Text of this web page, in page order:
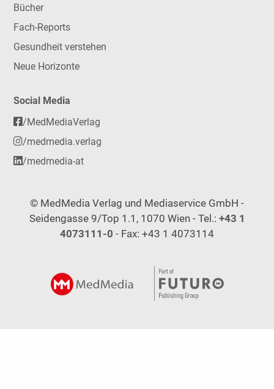
Bücher
Fach-Reports
Gesundheit verstehen
Neue Horizonte
Social Media
/MedMediaVerlag
/medmedia.verlag
/medmedia-at
© MedMedia Verlag und Mediaservice GmbH -
Seidengasse 9/Top 1.1, 1070 Wien - Tel.: +43 1
4073111-0 - Fax: +43 1 4073114